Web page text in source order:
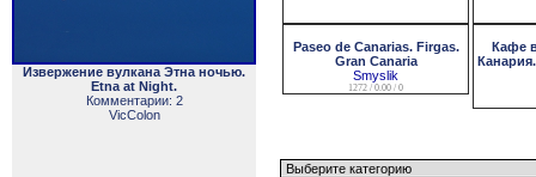
Извержение вулкана Этна ночью.
Etna at Night.
Комментарии: 2
VicColon
Paseo de Canarias. Firgas.
Gran Canaria
Smyslik
1272 / 0.00 / 0
Кафе